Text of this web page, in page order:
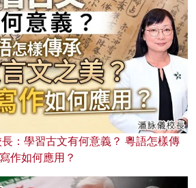
：學習古文有何意義？ 粵語怎樣傳
作如何應用？